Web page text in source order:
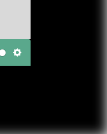
Settings